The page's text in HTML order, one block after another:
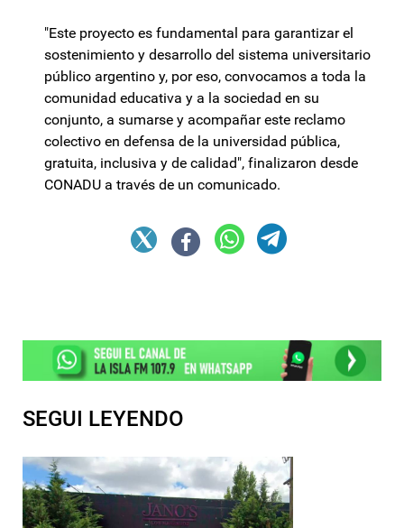
"Este proyecto es fundamental para garantizar el
sostenimiento y desarrollo del sistema universitario
público argentino y, por eso, convocamos a toda la
comunidad educativa y a la sociedad en su
conjunto, a sumarse y acompañar este reclamo
colectivo en defensa de la universidad pública,
gratuita, inclusiva y de calidad", finalizaron desde
CONADU a través de un comunicado.
SEGUI LEYENDO